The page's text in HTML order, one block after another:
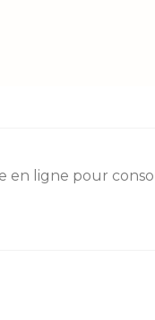
en ligne pour